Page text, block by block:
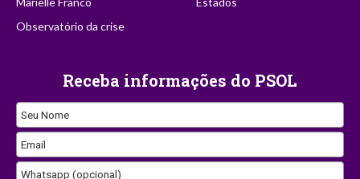
Observatório da crise
Receba informações do PSOL
Seu Nome
Email
Whatsapp (opcional)